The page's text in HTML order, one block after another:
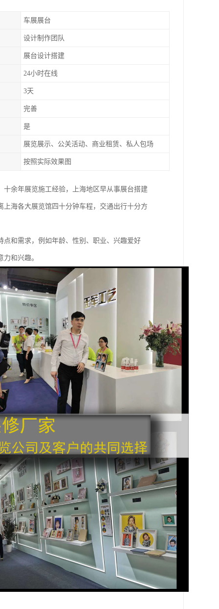
车展展台
设计制作团队
展台设计搭建
24小时在线
3天
完善
是
展览展示、公关活动、商业租赁、私人包场
按照实际效果图
十余年展览施工经验，上海地区早从事展台搭建
海各大展览馆四十分钟车程，交通出行十分方
和需求，例如年龄、性别、职业、兴趣爱好
和兴趣。